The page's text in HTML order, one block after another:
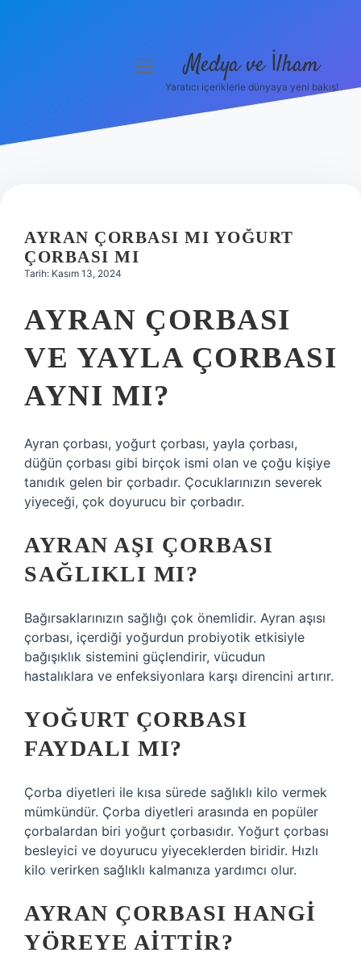
Hakkımızda
menüyüMedya ve İlham
Yaratıcı içeriklerle dünyaya yeni bakış!
AYRAN ÇORBASI MI YOĞURT
ÇORBASI MI
Tarih: Kasım 13, 2024
AYRAN ÇORBASI
VE YAYLA ÇORBASI
AYNI MI?
Ayran çorbası, yoğurt çorbası, yayla çorbası,
düğün çorbası gibi birçok ismi olan ve çoğu kişiye
tanıdık gelen bir çorbadır. Çocuklarınızın severek
yiyeceği, çok doyurucu bir çorbadır.
AYRAN AŞI ÇORBASI
SAĞLIKLI MI?
Bağırsaklarınızın sağlığı çok önemlidir. Ayran aşısı
çorbası, içerdiği yoğurdun probiyotik etkisiyle
bağışıklık sistemini güçlendirir, vücudun
hastalıklara ve enfeksiyonlara karşı direncini artırır.
YOĞURT ÇORBASI
FAYDALI MI?
Çorba diyetleri ile kısa sürede sağlıklı kilo vermek
mümkündür. Çorba diyetleri arasında en popüler
çorbalardan biri yoğurt çorbasıdır. Yoğurt çorbası
besleyici ve doyurucu yiyeceklerden biridir. Hızlı
kilo verirken sağlıklı kalmanıza yardımcı olur.
AYRAN ÇORBASI HANGI
YÖREYE AITTIR?